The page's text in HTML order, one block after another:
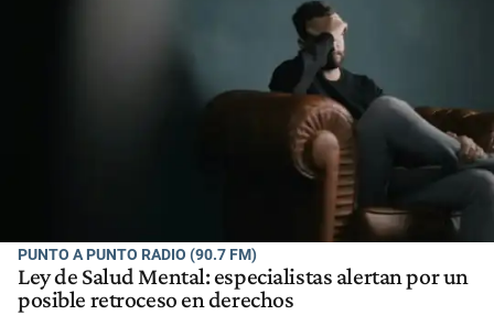
PUNTO A PUNTO RADIO (90.7 FM)
Ley de Salud Mental: especialistas alertan por un
posible retroceso en derechos